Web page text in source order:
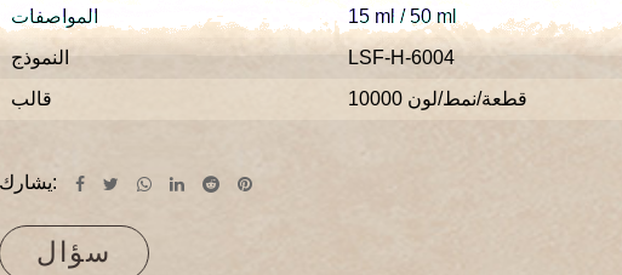
المواصفات
15 ml / 50 ml
النموذج
LSF-H-6004
قالب
10000 قطعة/نمط/لون
يشارك:
سؤال